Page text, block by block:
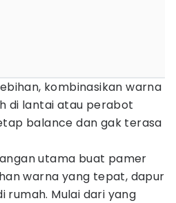
kombinasikan warna
di lantai atau perabot
balance dan gak terasa
utama buat pamer
warna yang tepat, dapur
rumah. Mulai dari yang